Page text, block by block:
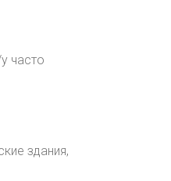
часто
здания,